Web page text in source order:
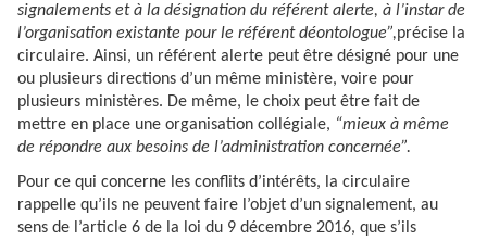
signalements et à la désignation du référent alerte, à l’instar de
l’organisation existante pour le référent déontologue”,précise la
circulaire. Ainsi, un référent alerte peut être désigné pour une
ou plusieurs directions d’un même ministère, voire pour
plusieurs ministères. De même, le choix peut être fait de
mettre en place une organisation collégiale, “mieux à même
de répondre aux besoins de l’administration concernée”.
Pour ce qui concerne les conflits d’intérêts, la circulaire
rappelle qu’ils ne peuvent faire l’objet d’un signalement, au
sens de l’article 6 de la loi du 9 décembre 2016, que s’ils